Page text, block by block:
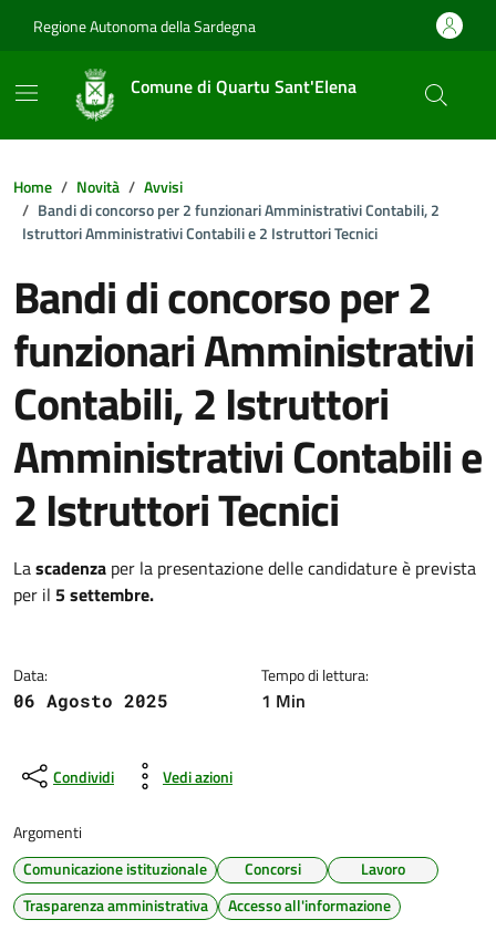
Regione Autonoma della Sardegna
Comune di Quartu Sant'Elena
Home Novità
Avvisi
Bandi di concorso per 2 funzionari Amministrativi Contabili, 2
Istruttori Amministrativi Contabili e 2 Istruttori Tecnici
Bandi di concorso per 2
funzionari Amministrativi
Contabili, 2 Istruttori
Amministrativi Contabili e
2 Istruttori Tecnici
Dettagli della notizia
Lascadenza per la presentazione delle candidature è prevista
per il 5 settembre.
Data:
06 Agosto 2025
Tempo di lettura:
1 Min
Condividi Vedi azioni
Argomenti
Comunicazione istituzionale
Concorsi
Lavoro
Trasparenza amministrativa
Accesso all'informazione